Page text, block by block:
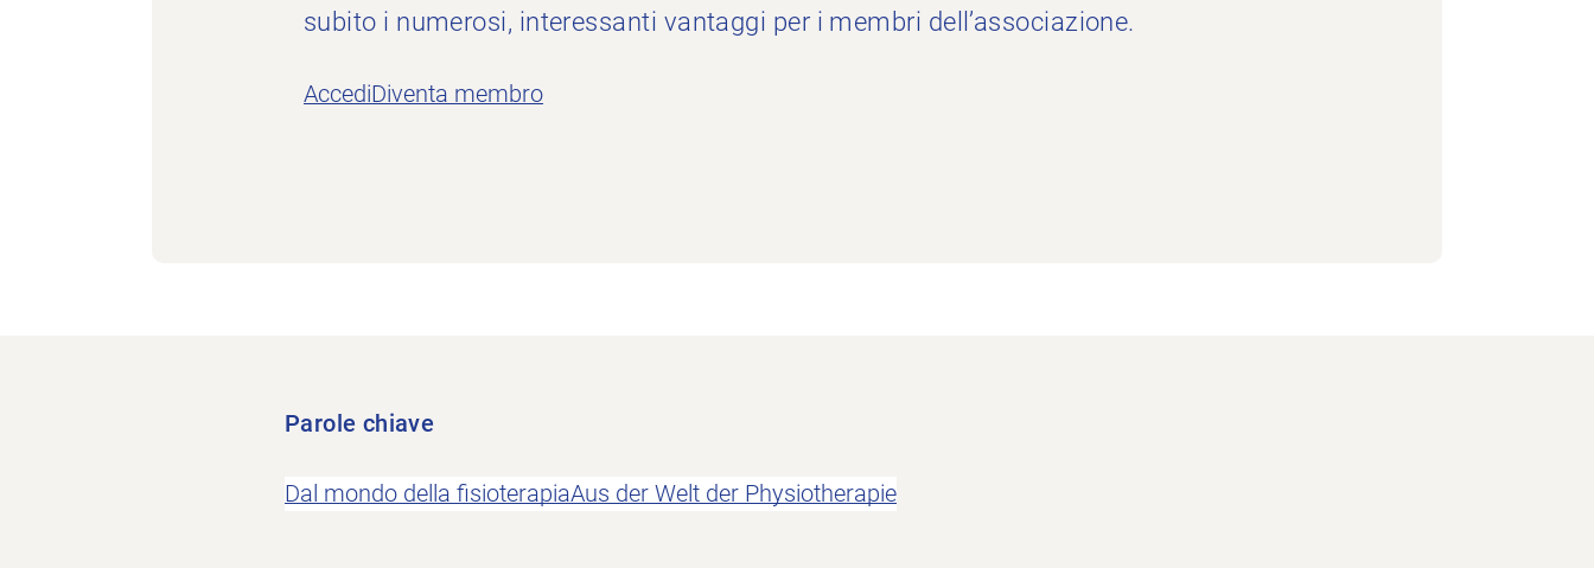
subito i numerosi, interessanti vantaggi per i membri dell’associazione.
AccediDiventa membro
Parole chiave
Dal mondo della fisioterapiaAus der Welt der Physiotherapie